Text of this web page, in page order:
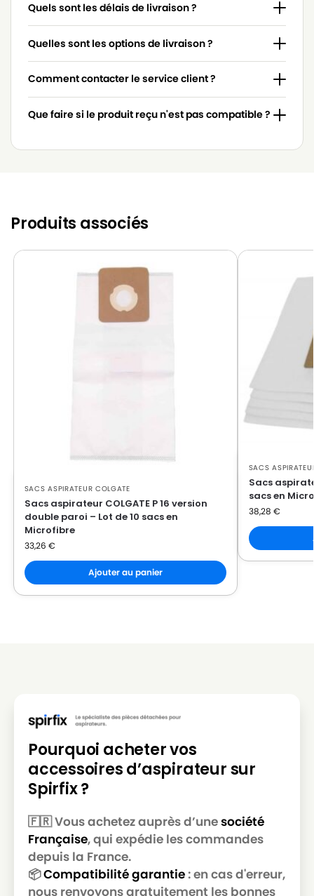
Quels sont les délais de livraison ?
Quelles sont les options de livraison ?
Comment contacter le service client ?
Que faire si le produit reçu n'est pas compatible ?
Produits associés
SACS ASPIRATEUR COLGATE
Sacs aspirateur COLGATE P 16 version
double paroi – Lot de 10 sacs en
Microfibre
33,26 €
Ajouter au panier
SACS
Sacs
sacs en
38,28 €
Pourquoi acheter vos
accessoires d’aspirateur sur
Spirfix ?
🇫🇷 Vous achetez auprès d’unesociété
Française, qui expédie les commandes
depuis la France.
📦Compatibilité garantie: en cas d'erreur,
nous renvoyons gratuitement les bonnes